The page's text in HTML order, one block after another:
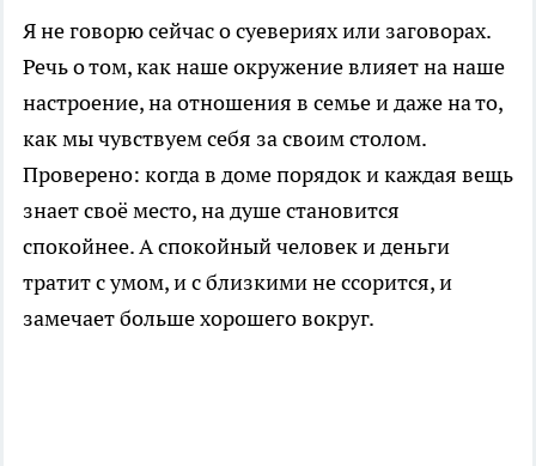
Я не говорю сейчас о суевериях или заговорах.
Речь о том, как наше окружение влияет на наше
настроение, на отношения в семье и даже на то,
как мы чувствуем себя за своим столом.
Проверено: когда в доме порядок и каждая вещь
знает своё место, на душе становится
спокойнее. А спокойный человек и деньги
тратит с умом, и с близкими не ссорится, и
замечает больше хорошего вокруг.